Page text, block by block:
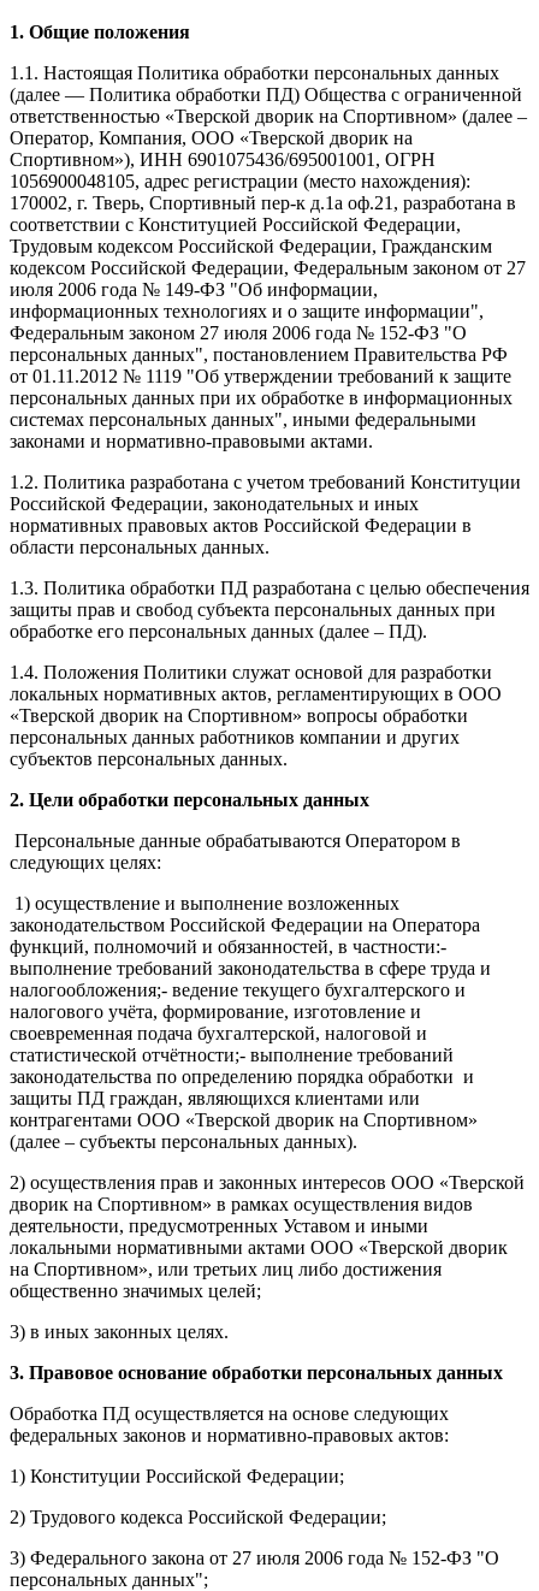
1. Общие положения
1.1. Настоящая Политика обработки персональных данных
(далее — Политика обработки ПД) Общества с ограниченной
ответственностью «Тверской дворик на Спортивном» (далее –
Оператор, Компания, ООО «Тверской дворик на
Спортивном»), ИНН 6901075436/695001001, ОГРН
1056900048105, адрес регистрации (место нахождения):
170002, г. Тверь, Спортивный пер-к д.1а оф.21, разработана в
соответствии с Конституцией Российской Федерации,
Трудовым кодексом Российской Федерации, Гражданским
кодексом Российской Федерации, Федеральным законом от 27
июля 2006 года № 149-ФЗ "Об информации,
информационных технологиях и о защите информации",
Федеральным законом 27 июля 2006 года № 152-ФЗ "О
персональных данных", постановлением Правительства РФ
от 01.11.2012 № 1119 "Об утверждении требований к защите
персональных данных при их обработке в информационных
системах персональных данных", иными федеральными
законами и нормативно-правовыми актами.
1.2. Политика разработана с учетом требований Конституции
Российской Федерации, законодательных и иных
нормативных правовых актов Российской Федерации в
области персональных данных.
1.3. Политика обработки ПД разработана с целью обеспечения
защиты прав и свобод субъекта персональных данных при
обработке его персональных данных (далее – ПД).
1.4. Положения Политики служат основой для разработки
локальных нормативных актов, регламентирующих в ООО
«Тверской дворик на Спортивном» вопросы обработки
персональных данных работников компании и других
субъектов персональных данных.
2. Цели обработки персональных данных
Персональные данные обрабатываются Оператором в
следующих целях:
1) осуществление и выполнение возложенных
законодательством Российской Федерации на Оператора
функций, полномочий и обязанностей, в частности:-
выполнение требований законодательства в сфере труда и
налогообложения;- ведение текущего бухгалтерского и
налогового учёта, формирование, изготовление и
своевременная подача бухгалтерской, налоговой и
статистической отчётности;- выполнение требований
законодательства по определению порядка обработки и
защиты ПД граждан, являющихся клиентами или
контрагентами ООО «Тверской дворик на Спортивном»
(далее – субъекты персональных данных).
2) осуществления прав и законных интересов ООО «Тверской
дворик на Спортивном» в рамках осуществления видов
деятельности, предусмотренных Уставом и иными
локальными нормативными актами ООО «Тверской дворик
на Спортивном», или третьих лиц либо достижения
общественно значимых целей;
3) в иных законных целях.
3. Правовое основание обработки персональных данных
Обработка ПД осуществляется на основе следующих
федеральных законов и нормативно-правовых актов:
1) Конституции Российской Федерации;
2) Трудового кодекса Российской Федерации;
3) Федерального закона от 27 июля 2006 года № 152-ФЗ "О
персональных данных";